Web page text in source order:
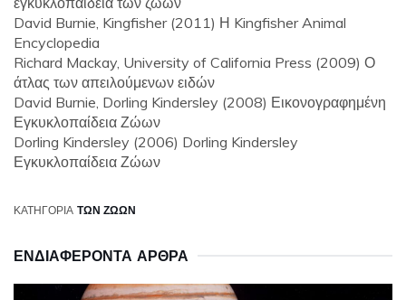
David Burnie, Kingfisher (2011) Η Kingfisher Animal
Encyclopedia
Richard Mackay, University of California Press (2009) Ο
άτλας των απειλούμενων ειδών
David Burnie, Dorling Kindersley (2008) Εικονογραφημένη
Εγκυκλοπαίδεια Ζώων
Dorling Kindersley (2006) Dorling Kindersley
Εγκυκλοπαίδεια Ζώων
ΚΑΤΗΓΟΡΊΑ ΤΩΝ ΖΏΩΝ
ΕΝΔΙΑΦΈΡΟΝΤΑ ΆΡΘΡΑ